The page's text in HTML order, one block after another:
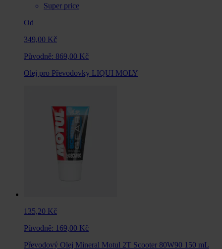
Super price
Od
349,00 Kč
Původně: 869,00 Kč
Olej pro Převodovky LIQUI MOLY
135,20 Kč
Původně: 169,00 Kč
Převodový Olej Mineral Motul 2T Scooter 80W90 150 mL